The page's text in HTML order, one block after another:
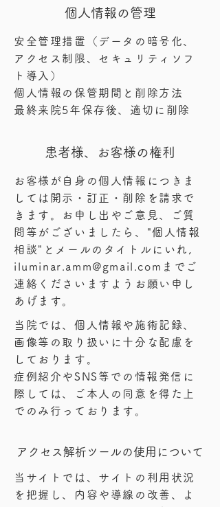
個人情報の管理
安全管理措置（データの暗号化、
アクセス制限、セキュリティソフ
ト導入）
個人情報の保管期間と削除方法
​最終来院5年保存後、適切に削除
​患者様、お客様の権利
お客様が自身の個人情報につきま
しては開示・訂正・削除を請求で
きます​。お申し出やご意見、ご質
問等がございましたら、"個人情報
相談"とメールのタイトルにいれ,
iluminar.amm@gmail.com までご
連絡くださいますようお願い申し
あげます。
当院では、個人情報や施術記録、
画像等の取り扱いに十分な配慮を
しております。
症例紹介やSNS等での情報発信に
際しては、ご本人の同意を得た上
でのみ行っております。
アクセス解析ツールの使用について
当サイトでは、サイトの利用状況
を把握し、内容や導線の改善、よ